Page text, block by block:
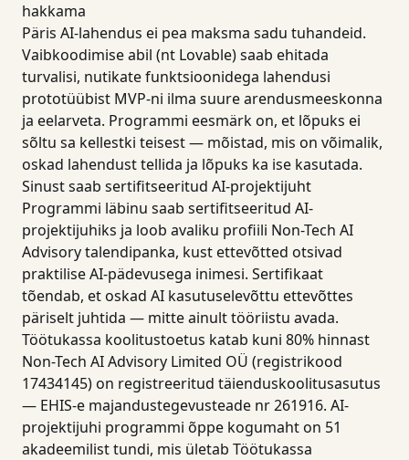
hakkama
Päris AI-lahendus ei pea maksma sadu tuhandeid.
Vaibkoodimise abil (nt Lovable) saab ehitada
turvalisi, nutikate funktsioonidega lahendusi
prototüübist MVP-ni ilma suure arendusmeeskonna
ja eelarveta. Programmi eesmärk on, et lõpuks ei
sõltu sa kellestki teisest — mõistad, mis on võimalik,
oskad lahendust tellida ja lõpuks ka ise kasutada.
Sinust saab sertifitseeritud AI-projektijuht
Programmi läbinu saab sertifitseeritud AI-
projektijuhiks ja loob avaliku profiili Non-Tech AI
Advisory talendipanka, kust ettevõtted otsivad
praktilise AI-pädevusega inimesi. Sertifikaat
tõendab, et oskad AI kasutuselevõttu ettevõttes
päriselt juhtida — mitte ainult tööriistu avada.
Töötukassa koolitustoetus katab kuni 80% hinnast
Non-Tech AI Advisory Limited OÜ (registrikood
17434145) on registreeritud täienduskoolitusasutus
— EHIS-e majandustegevusteade nr 261916. AI-
projektijuhi programmi õppe kogumaht on 51
akadeemilist tundi, mis ületab Töötukassa